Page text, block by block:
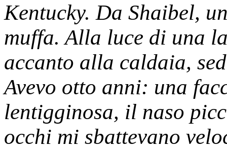
Kentucky. Da Shaibel,
muffa. Alla luce di una
accanto alla caldaia,
Avevo otto anni: una
lentigginosa, il naso
occhi mi sbattevano